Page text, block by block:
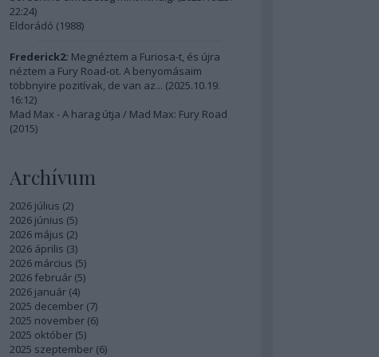
22:24)
Eldorádó (1988)
Frederick2: Megnéztem a Furiosa-t, és újra
néztem a Fury Road-ot. A benyomásaim
többnyire pozitívak, de van az... (2025.10.19.
16:12)
Mad Max - A harag útja / Mad Max: Fury Road
(2015)
Archívum
2026 július (2)
2026 június (5)
2026 május (2)
2026 április (3)
2026 március (5)
2026 február (5)
2026 január (4)
2025 december (7)
2025 november (6)
2025 október (5)
2025 szeptember (6)